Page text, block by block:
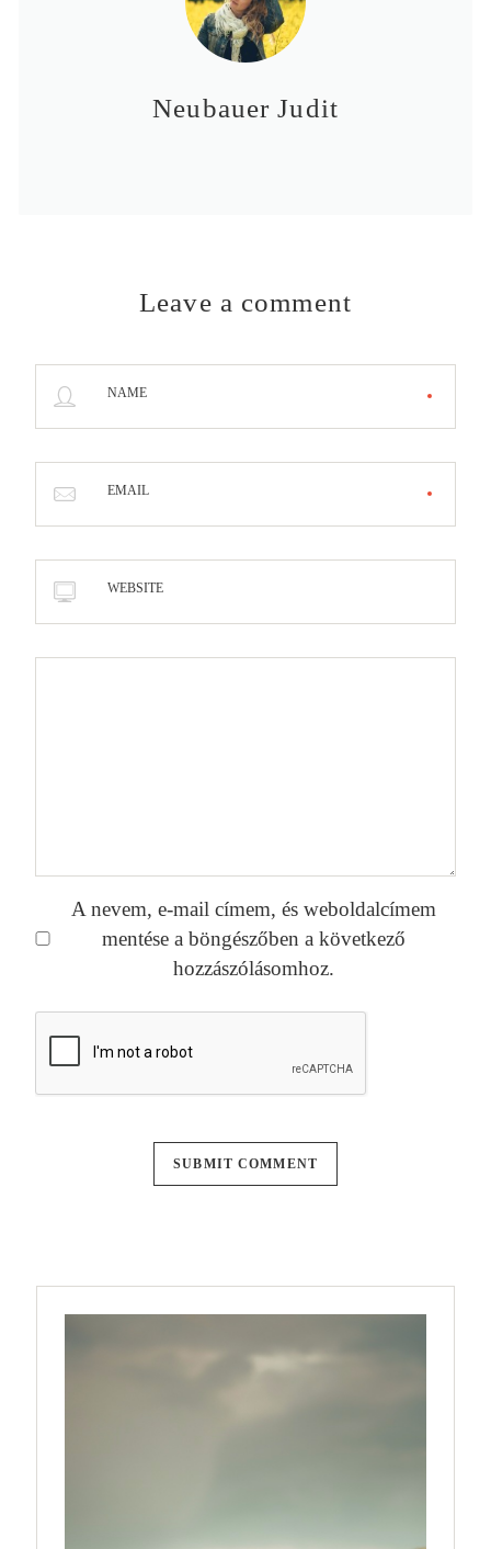
Neubauer Judit
Leave a comment
NAME
EMAIL
WEBSITE
A nevem, e-mail címem, és weboldalcímem
mentése a böngészőben a következő
hozzászólásomhoz.